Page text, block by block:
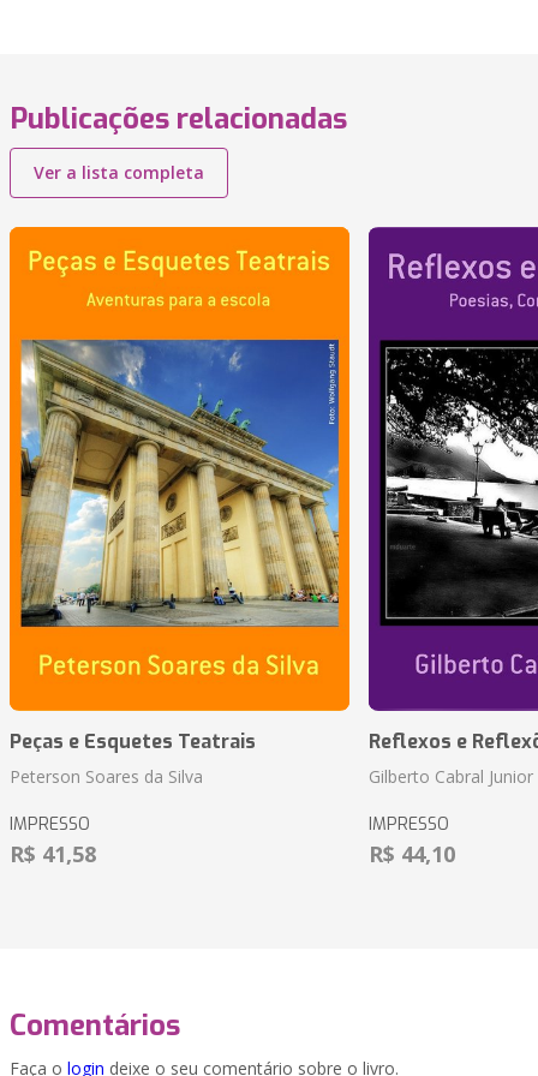
Publicações relacionadas
Ver a lista completa
Peças e Esquetes Teatrais
Peterson Soares da Silva
IMPRESSO
R$ 41,58
Reflexos e
Gilberto Cabral Junior
IMPRESSO
R$ 44,10
Comentários
Faça o login deixe o seu comentário sobre o livro.